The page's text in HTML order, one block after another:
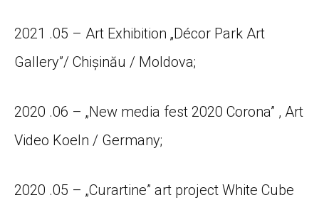
2021 .05 – Art Exhibition „Décor Park Art
Gallery”/ Chișinău / Moldova;
2020 .06 – „New media fest 2020 Corona” , Art
Video Koeln / Germany;
2020 .05 – „Curartine” art project White Cube